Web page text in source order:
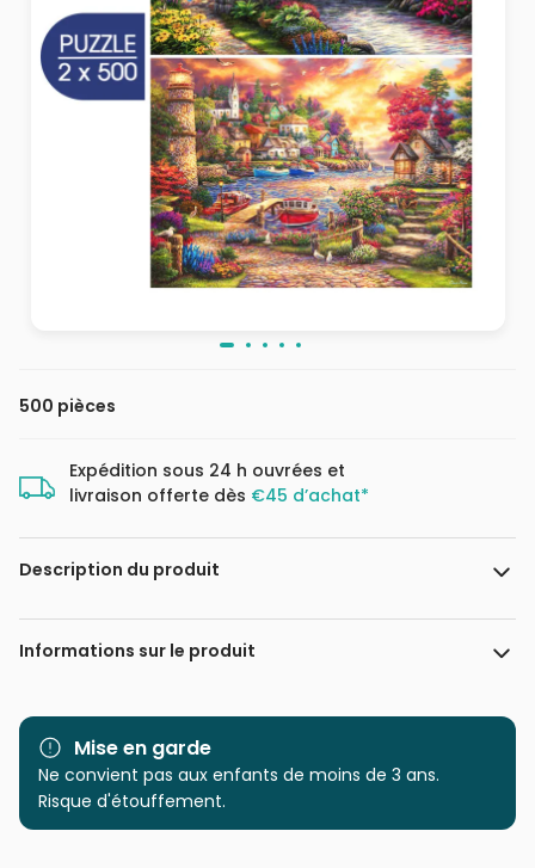
500 pièces
Expédition sous 24 h ouvrées et
livraison offerte dès €45 d’achat*
Description du produit
Chuck Pinson - www.chuckpinson.com
Informations sur le produit
Marque Grafika
Catégorie Puzzles - Campagne
Age
Puzzle pour Adultes (500 à
Mise en garde
Ne convient pas aux enfants de moins de 3 ans.
Risque d'étouffement.